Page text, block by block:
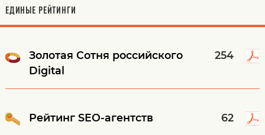
ЕДИНЫЕ РЕЙТИНГИ
Золотая Cотня российского
Digital
254
Рейтинг SEO-агентств 62